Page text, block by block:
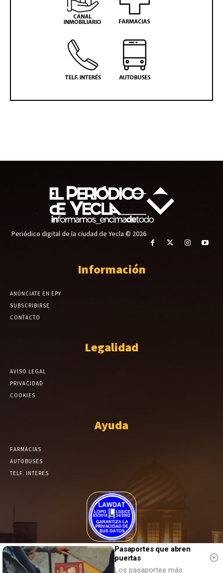
Periódico digital de la ciudad de Yecla © 2026
Información
ANÚNCIATE EN EPY
SUBSCRIBIRSE
CONTACTO
Legalidad
AVISO LEGAL
PRIVACIDAD
COOKIES
Ayuda
FARMACIAS
AUTOBUSES
TELF. INTERES
El Periódico de Yecla alcanza un grado más de compromiso en el
tratamiento de sus datos.
Pasaportes que abren
puertas
Los pasaportes más